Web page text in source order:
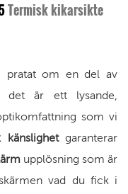
Termisk kikarsikte
pratat om en del av
det är ett lysande,
som vi
känslighetgaranterar
upplösning som är
vad du fick i